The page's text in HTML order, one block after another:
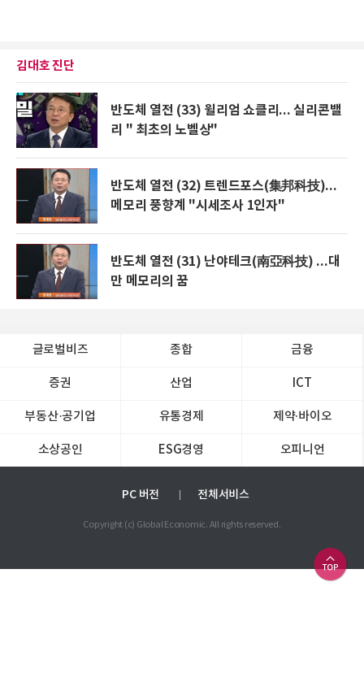
김대호 진단
반도체 열전 (33) 윌리엄 쇼클리... 실리콘밸
리 " 최초의 노벨상"
반도체 열전 (32) 트렌드포스(集邦科技)...
메모리 풍향계 "시세조사 1인자"
반도체 열전 (31) 난야테크(南亞科技) ...대
만 메모리의 꿈
글로벌비즈 종합 금융
증권 산업 ICT
부동산·공기업 유통경제 제약∙바이오
소상공인 ESG경영 오피니언
PC 버전 전체서비스
Copyright (c) Global Economic. All rights reserved.